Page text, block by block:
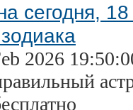
сегодня,
2026